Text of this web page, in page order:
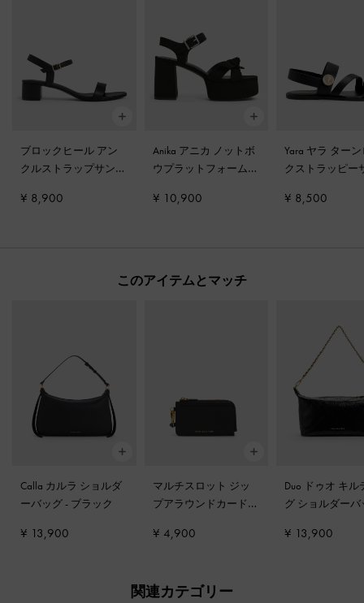
ブロックヒール アン
クルストラップサンダ
¥ 8,900
Anika アニカ ノットボ
ウプラットフォームサ
スチャー
¥ 10,900
Yara ヤラ ター
クストラッピー
¥ 8,500
このアイテムとマッチ
Calla カルラ ショルダ
ーバッグ- ブラック
¥ 13,900
マルチスロット ジッ
プアラウンドカードホ
¥ 4,900
Duo ドゥオ キル
グ ショルダー
¥ 13,900
関連カテゴリー